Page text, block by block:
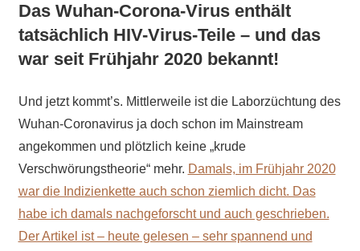
Das Wuhan-Corona-Virus enthält
tatsächlich HIV-Virus-Teile – und das
war seit Frühjahr 2020 bekannt!
Und jetzt kommt’s. Mittlerweile ist die Laborzüchtung des
Wuhan-Coronavirus ja doch schon im Mainstream
angekommen und plötzlich keine „krude
Verschwörungstheorie“ mehr. Damals, im Frühjahr 2020
war die Indizienkette auch schon ziemlich dicht. Das
habe ich damals nachgeforscht und auch geschrieben.
Der Artikel ist – heute gelesen – sehr spannend und